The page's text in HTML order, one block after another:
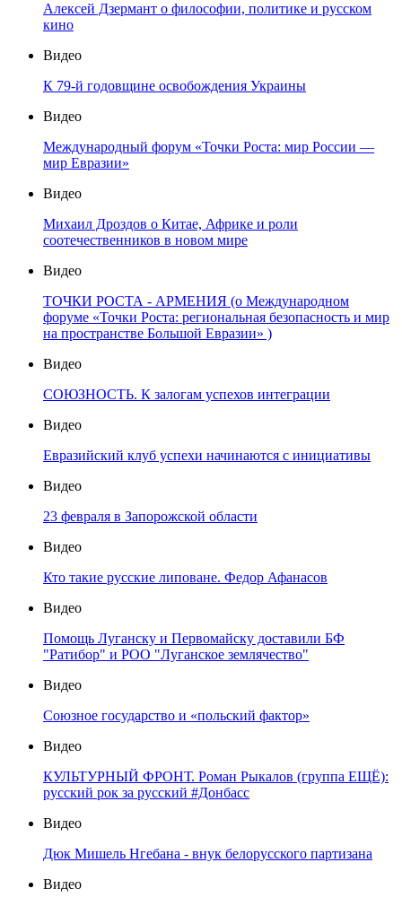
Алексей Дзермант о философии, политике и русском
кино
Видео
К 79-й годовщине освобождения Украины
Видео
Международный форум «Точки Роста: мир России —
мир Евразии»
Видео
Михаил Дроздов о Китае, Африке и роли
соотечественников в новом мире
Видео
ТОЧКИ РОСТА - АРМЕНИЯ (о Международном
форуме «Точки Роста: региональная безопасность и мир
на пространстве Большой Евразии» )
Видео
СОЮЗНОСТЬ. К залогам успехов интеграции
Видео
Евразийский клуб успехи начинаются с инициативы
Видео
23 февраля в Запорожской области
Видео
Кто такие русские липоване. Федор Афанасов
Видео
Помощь Луганску и Первомайску доставили БФ
"Ратибор" и РОО "Луганское землячество"
Видео
Союзное государство и «польский фактор»
Видео
КУЛЬТУРНЫЙ ФРОНТ. Роман Рыкалов (группа ЕЩЁ):
русский рок за русский #Донбасс
Видео
Дюк Мишель Нгебана - внук белорусского партизана
Видео